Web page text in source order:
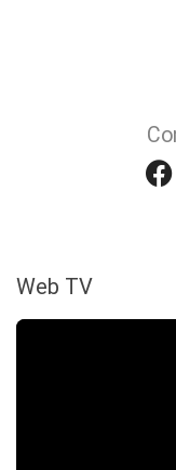
Web TV